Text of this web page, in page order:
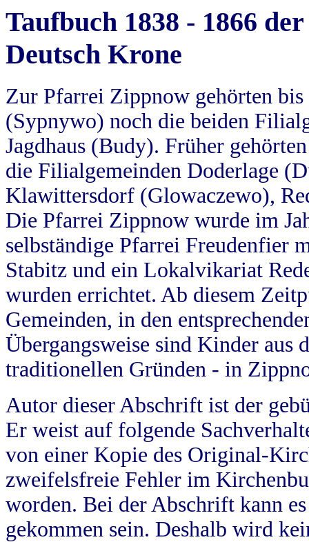
Taufbuch 1838 - 1866
Deutsch Krone
Zur Pfarrei Zippnow gehörten
(Sypnywo) noch die beiden
Jagdhaus (Budy). Früher
die Filialgemeinden Doderlage
Klawittersdorf (Glowaczewo),
Die Pfarrei Zippnow wurde im
selbständige Pfarrei Freudenfier
Stabitz und ein Lokalvikariat
wurden errichtet. Ab diesem
Gemeinden, in den
Übergangsweise sind Kinder aus
traditionellen Gründen - in
Autor dieser Abschrift ist der
Er weist auf folgende
von einer Kopie des Original-
zweifelsfreie Fehler im
worden. Bei der Abschrift kann
gekommen sein. Deshalb wird